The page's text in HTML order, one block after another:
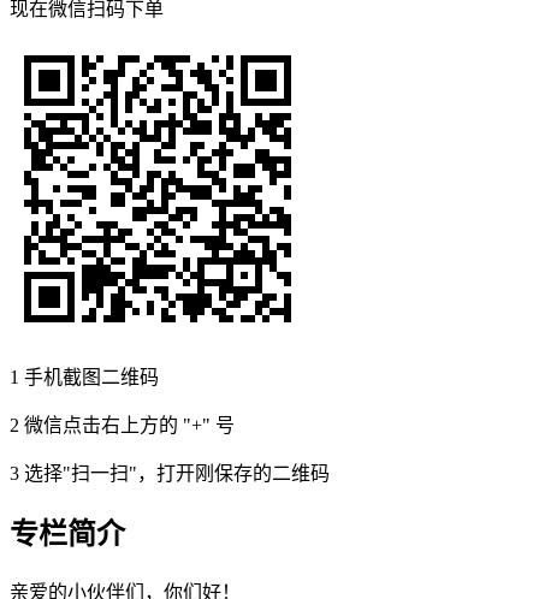
现在微信扫码下单
1 手机截图二维码
2 微信点击右上方的 "+" 号
3 选择"扫一扫"，打开刚保存的二维码
专栏简介
亲爱的小伙伴们，你们好！